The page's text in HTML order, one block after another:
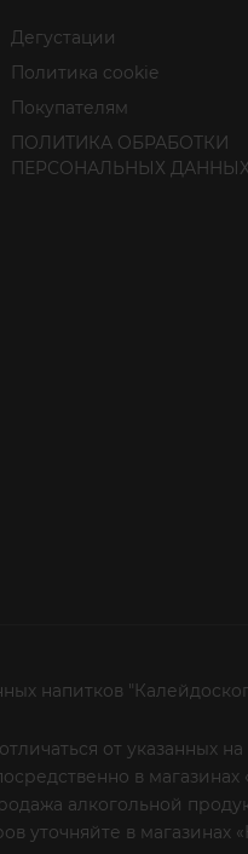
Дегустации
Политика cookie
Покупателям
ПОЛИТИКА ОБРАБОТКИ
ПЕРСОНАЛЬНЫХ ДАННЫХ
напитков
от
в
алкогольной
уточняйте в магазинах